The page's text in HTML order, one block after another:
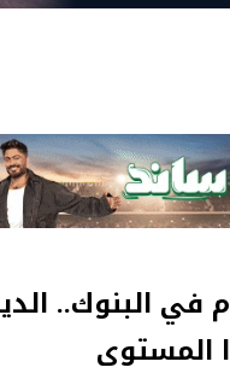
في البنوك..
المستوى